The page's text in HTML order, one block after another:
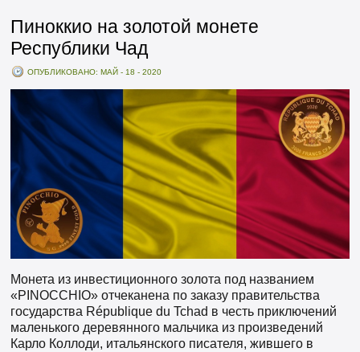
Пиноккио на золотой монете
Республики Чад
ОПУБЛИКОВАНО: МАЙ - 18 - 2020
Монета из инвестиционного золота под названием
«PINOCCHIO» отчеканена по заказу правительства
государства République du Tchad в честь приключений
маленького деревянного мальчика из произведений
Карло Коллоди, итальянского писателя, жившего в